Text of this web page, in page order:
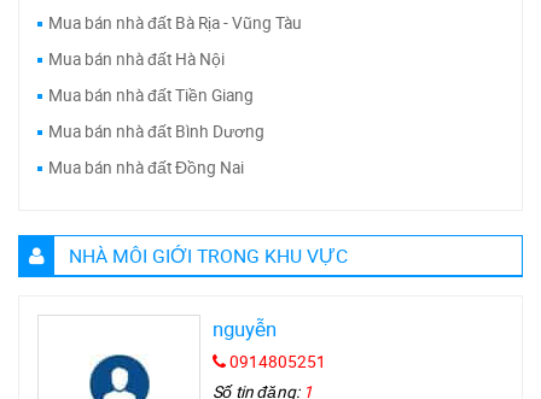
Mua bán nhà đất Bà Rịa - Vũng Tàu
Mua bán nhà đất Hà Nội
Mua bán nhà đất Tiền Giang
Mua bán nhà đất Bình Dương
Mua bán nhà đất Đồng Nai
NHÀ MÔI GIỚI TRONG KHU VỰC
nguyễn
0914805251
Số tin đăng: 1